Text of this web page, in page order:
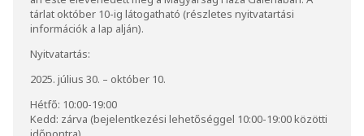
tárlat október 10-ig látogatható (részletes nyitvatartási
információk a lap alján).
Nyitvatartás:
2025. július 30. – október 10.
Hétfő: 10:00-19:00
Kedd: zárva (bejelentkezési lehetőséggel 10:00-19:00 közötti